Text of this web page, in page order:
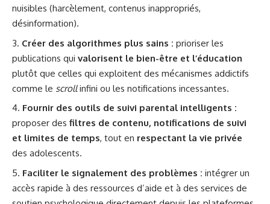
nuisibles (harcèlement, contenus inappropriés,
désinformation).
Créer des algorithmes plus sains : prioriser les
publications qui valorisent le bien-être et l’éducation
plutôt que celles qui exploitent des mécanismes addictifs
comme le scrollinfini ou les notifications incessantes.
Fournir des outils de suivi parental intelligents :
proposer des filtres de contenu, notifications de suivi
et limites de temps, tout en respectant la vie privée
des adolescents.
Faciliter le signalement des problèmes : intégrer un
accès rapide à des ressources d’aide et à des services de